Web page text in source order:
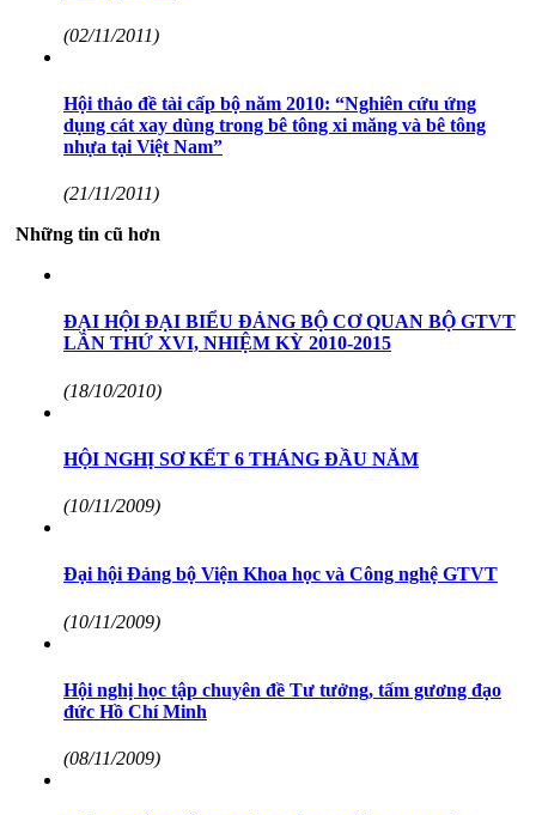
(02/11/2011)
Hội thảo đề tài cấp bộ năm 2010: “Nghiên cứu ứng
dụng cát xay dùng trong bê tông xi măng và bê tông
nhựa tại Việt Nam”
(21/11/2011)
Những tin cũ hơn
ĐẠI HỘI ĐẠI BIỂU ĐẢNG BỘ CƠ QUAN BỘ GTVT
LẦN THỨ XVI, NHIỆM KỲ 2010-2015
(18/10/2010)
HỘI NGHỊ SƠ KẾT 6 THÁNG ĐẦU NĂM
(10/11/2009)
Đại hội Đảng bộ Viện Khoa học và Công nghệ GTVT
(10/11/2009)
Hội nghị học tập chuyên đề Tư tưởng, tấm gương đạo
đức Hồ Chí Minh
(08/11/2009)